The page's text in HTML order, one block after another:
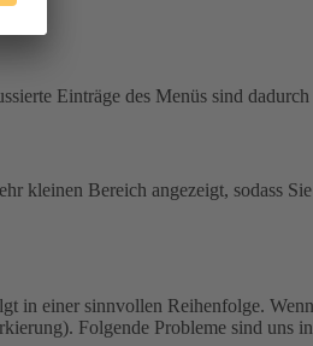
Einträge des Menüs sind
kleinen Bereich angezeigt, sodass
in einer sinnvollen Reihenfolge.
Folgende Probleme sind uns